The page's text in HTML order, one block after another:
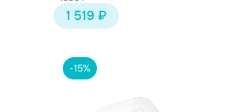
1 519 ₽
-15%